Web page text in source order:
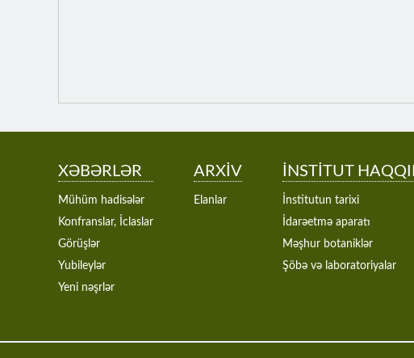
XƏBƏRLƏR
Mühüm hadisələr
Konfranslar, İclaslar
Görüşlər
Yubileylər
Yeni nəşrlər
ARXİV
Elanlar
İNSTİTUT
İnstitutun tarixi
İdarəetmə aparatı
Məşhur botaniklər
Şöbə və laboratoriyalar